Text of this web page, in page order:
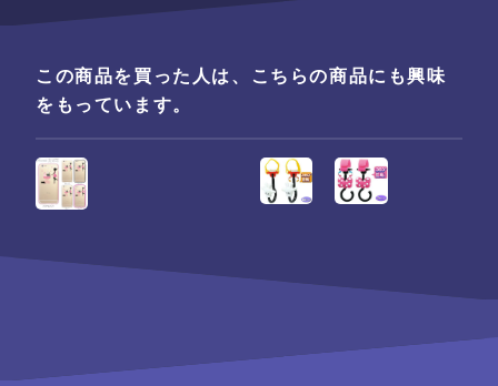
この商品を買った人は、こちらの商品にも興味
をもっています。